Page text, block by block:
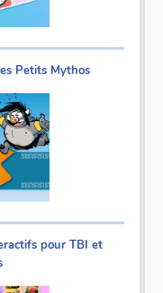
Petits Mythos
pour TBI et